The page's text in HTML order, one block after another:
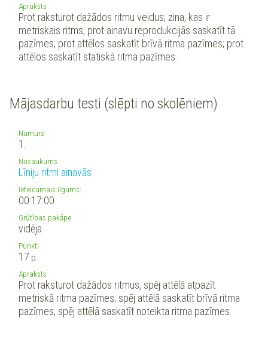
Apraksts
Prot raksturot dažādos ritmu veidus; zina, kas ir
metriskais ritms, prot ainavu reprodukcijās saskatīt tā
pazīmes; prot attēlos saskatīt brīvā ritma pazīmes; prot
attēlos saskatīt statiskā ritma pazīmes.
Mājasdarbu testi (slēpti no skolēniem)
Numurs
1.
Nosaukums
Līniju ritmi ainavās
Ieteicamais ilgums:
00:17:00
Grūtības pakāpe
vidēja
Punkti
17 p.
Apraksts
Prot raksturot dažādos ritmus, spēj attēlā atpazīt
metriskā ritma pazīmes; spēj attēlā saskatīt brīvā ritma
pazīmes; spēj attēlā saskatīt noteikta ritma pazīmes.